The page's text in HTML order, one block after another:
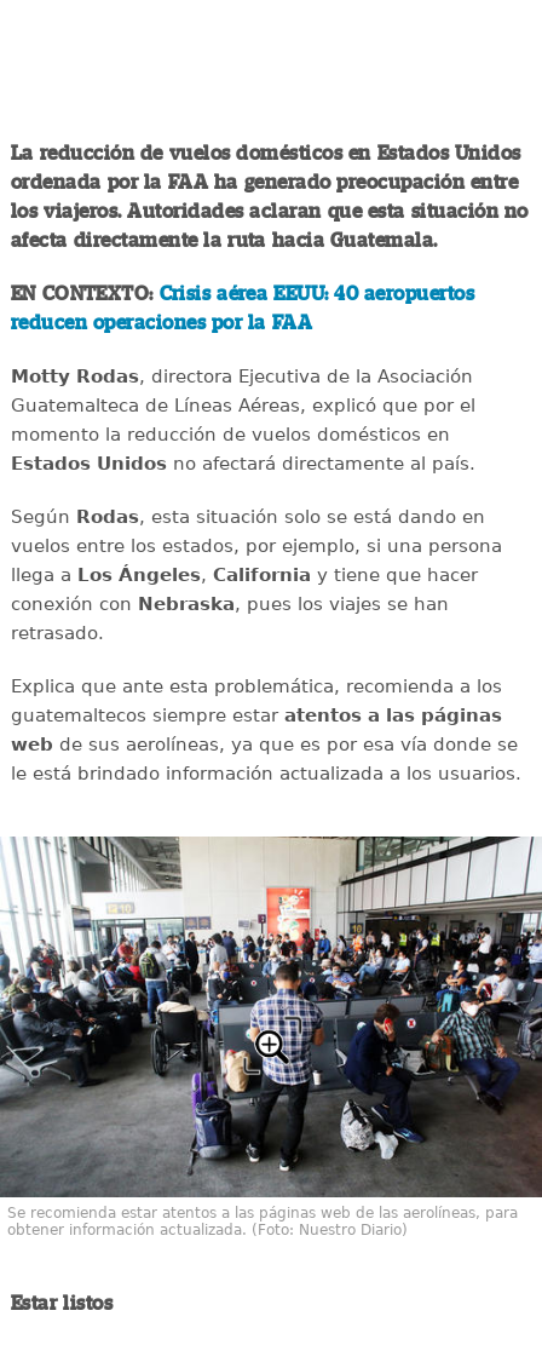
La reducción de vuelos domésticos en Estados Unidos
ordenada por la FAA ha generado preocupación entre
los viajeros. Autoridades aclaran que esta situación no
afecta directamente la ruta hacia Guatemala.
EN CONTEXTO: Crisis aérea EEUU: 40 aeropuertos
reducen operaciones por la FAA
Motty Rodas, directora Ejecutiva de la Asociación
Guatemalteca de Líneas Aéreas, explicó que por el
momento la reducción de vuelos domésticos en
Estados Unidosno afectará directamente al país.
Según Rodas, esta situación solo se está dando en
vuelos entre los estados, por ejemplo, si una persona
llega a Los Ángeles, California y tiene que hacer
conexión con Nebraska, pues los viajes se han
retrasado.
Explica que ante esta problemática, recomienda a los
guatemaltecos siempre estar atentos a las páginas
web de sus aerolíneas, ya que es por esa vía donde se
le está brindado información actualizada a los usuarios.
Se recomienda estar atentos a las páginas web de las aerolíneas, para
obtener información actualizada. (Foto: Nuestro Diario)
Estar listos